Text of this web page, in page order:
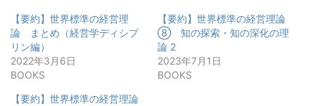
【要約】世界標準の経営理
論 まとめ（経営学ディシプ
リン編）
2022年3月6日
BOOKS
【要約】世界標準の経営理論
⑧ 知の探索・知の深化の理
論 2
2023年7月1日
BOOKS
【要約】世界標準の経営理論